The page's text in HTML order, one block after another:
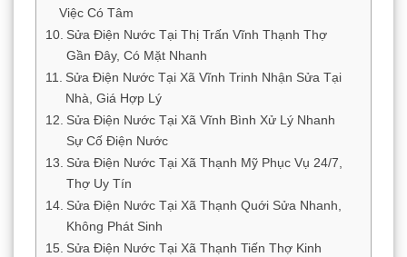
Việc Có Tâm
Sửa Điện Nước Tại Thị Trấn Vĩnh Thạnh Thợ
Gần Đây, Có Mặt Nhanh
Sửa Điện Nước Tại Xã Vĩnh Trinh Nhận Sửa Tại
Nhà, Giá Hợp Lý
Sửa Điện Nước Tại Xã Vĩnh Bình Xử Lý Nhanh
Sự Cố Điện Nước
Sửa Điện Nước Tại Xã Thạnh Mỹ Phục Vụ 24/7,
Thợ Uy Tín
Sửa Điện Nước Tại Xã Thạnh Quới Sửa Nhanh,
Không Phát Sinh
Sửa Điện Nước Tại Xã Thạnh Tiến Thợ Kinh